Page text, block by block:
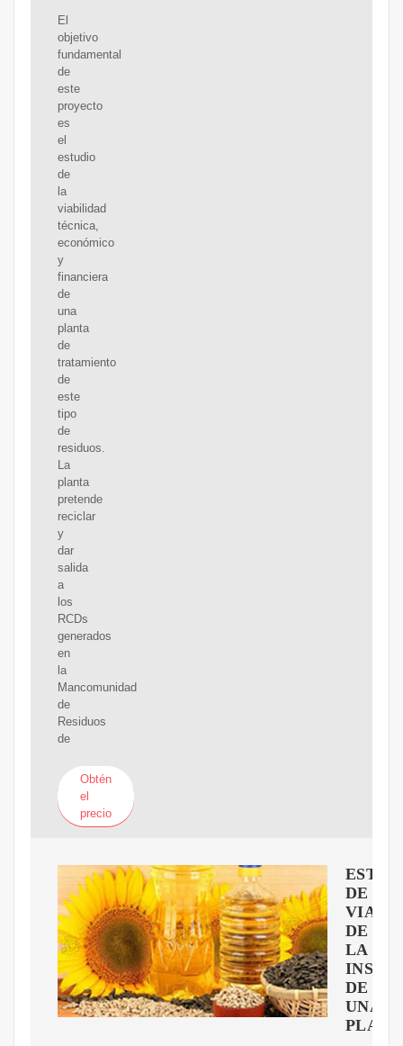
El
objetivo
fundamental
de
este
proyecto
es
el
estudio
de
la
viabilidad
técnica,
económico
y
financiera
de
una
planta
de
tratamiento
de
este
tipo
de
residuos.
La
planta
pretende
reciclar
y
dar
salida
a
los
RCDs
generados
en
la
Mancomunidad
de
Residuos
de
Obtén
el
precio
DE
DE
LA
DE
UNA